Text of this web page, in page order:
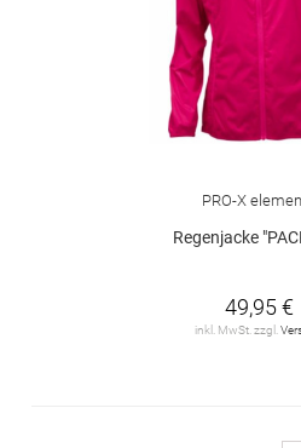
PRO-X
Regenjacke
49,95 €
inkl. MwSt. zzgl.